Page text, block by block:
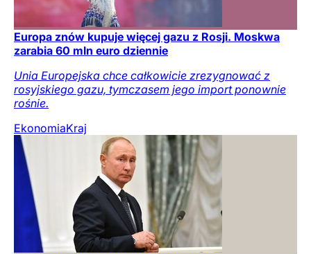
Europa znów kupuje więcej gazu z Rosji. Moskwa
zarabia 60 mln euro dziennie
Unia Europejska chce całkowicie zrezygnować z
rosyjskiego gazu, tymczasem jego import ponownie
rośnie.
EkonomiaKraj